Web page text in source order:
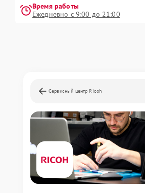
Время работы
Ежедневно с 9:00 до 21:00
Сервисный центр Ricoh